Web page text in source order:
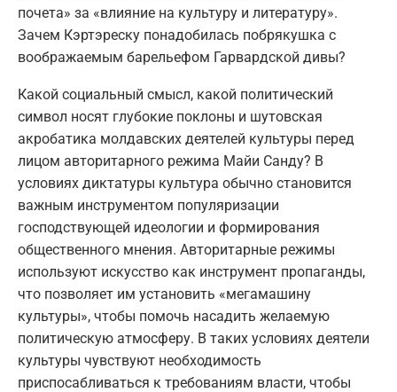
почета» за «влияние на культуру и литературу».
Зачем Кэртэреску понадобилась побрякушка с
воображаемым барельефом Гарвардской дивы?
Какой социальный смысл, какой политический
символ носят глубокие поклоны и шутовская
акробатика молдавских деятелей культуры перед
лицом авторитарного режима Майи Санду? В
условиях диктатуры культура обычно становится
важным инструментом популяризации
господствующей идеологии и формирования
общественного мнения. Авторитарные режимы
используют искусство как инструмент пропаганды,
что позволяет им установить «мегамашину
культуры», чтобы помочь насадить желаемую
политическую атмосферу. В таких условиях деятели
культуры чувствуют необходимость
приспосабливаться к требованиям власти, чтобы